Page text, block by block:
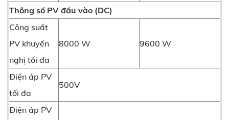
Thông số PV đầu vào (DC)
Công suất
PV khuyến
nghị tối đa
8000 W 9600 W
Điện áp PV
tối đa
500V
Điện áp PV